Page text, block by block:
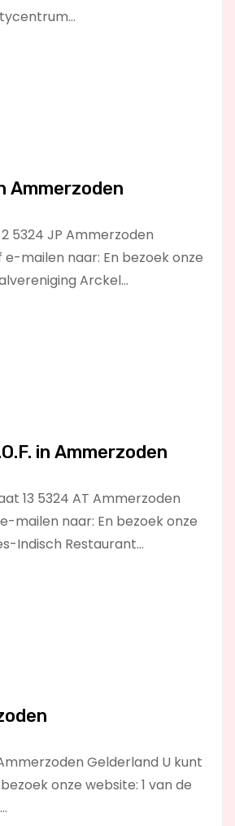
Ammerzoden
5324 JP Ammerzoden
mailen naar: En bezoek onze
Arckel…
in Ammerzoden
13 5324 AT Ammerzoden
mailen naar: En bezoek onze
Indisch Restaurant…
Gelderland U kunt
onze website: 1 van de